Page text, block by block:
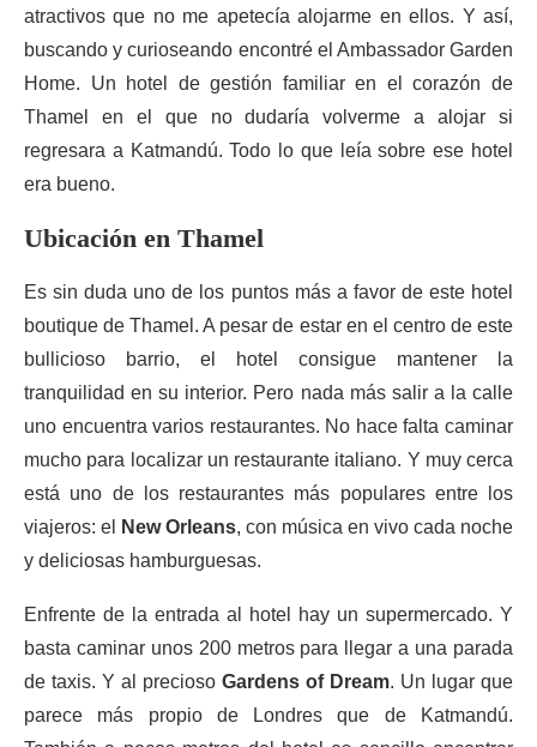
atractivos que no me apetecía alojarme en ellos. Y así,
buscando y curioseando encontré el Ambassador Garden
Home. Un hotel de gestión familiar en el corazón de
Thamel en el que no dudaría volverme a alojar si
regresara a Katmandú. Todo lo que leía sobre ese hotel
era bueno.
Ubicación en Thamel
Es sin duda uno de los puntos más a favor de este hotel
boutique de Thamel. A pesar de estar en el centro de este
bullicioso barrio, el hotel consigue mantener la
tranquilidad en su interior. Pero nada más salir a la calle
uno encuentra varios restaurantes. No hace falta caminar
mucho para localizar un restaurante italiano. Y muy cerca
está uno de los restaurantes más populares entre los
viajeros: el
New Orleans, con música en vivo cada noche
y deliciosas hamburguesas.
Enfrente de la entrada al hotel hay un supermercado. Y
basta caminar unos 200 metros para llegar a una parada
de taxis. Y al precioso Gardens of Dream. Un lugar que
parece más propio de Londres que de Katmandú.